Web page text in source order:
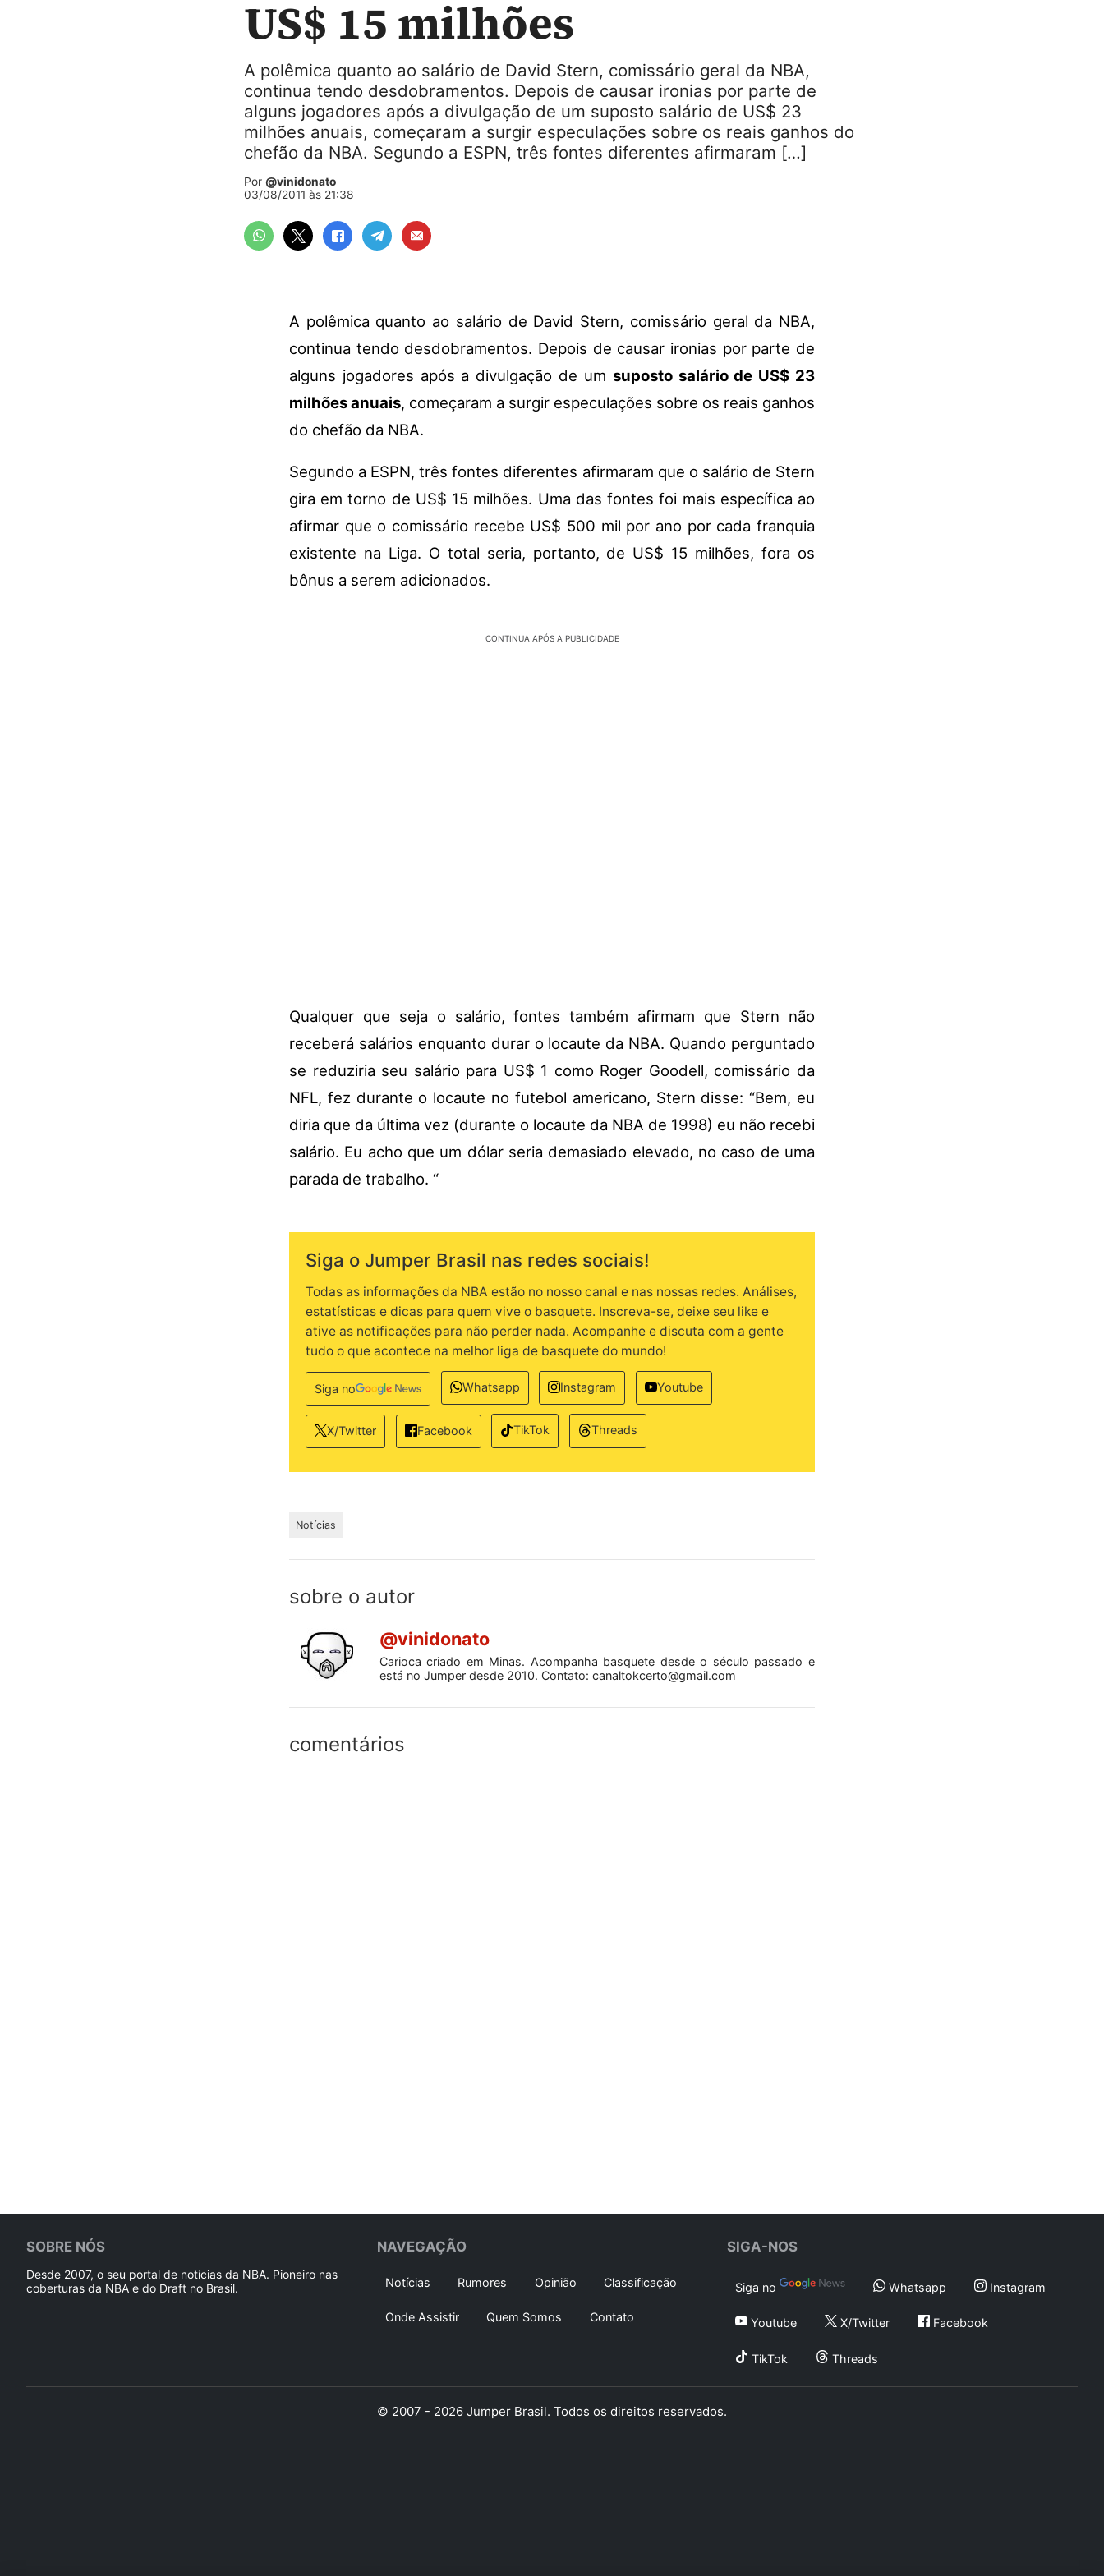
US$ 15 milhões
A polêmica quanto ao salário de David Stern, comissário geral da NBA,
continua tendo desdobramentos. Depois de causar ironias por parte de
alguns jogadores após a divulgação de um suposto salário de US$ 23
milhões anuais, começaram a surgir especulações sobre os reais ganhos do
chefão da NBA. Segundo a ESPN, três fontes diferentes afirmaram […]
Por @vinidonato
03/08/2011 às 21:38
A polêmica quanto ao salário de David Stern, comissário geral da NBA,
continua tendo desdobramentos. Depois de causar ironias por parte de
alguns jogadores após a divulgação de um suposto salário de US$ 23
milhões anuais, começaram a surgir especulações sobre os reais ganhos
do chefão da NBA.
Segundo a ESPN, três fontes diferentes afirmaram que o salário de Stern
gira em torno de US$ 15 milhões. Uma das fontes foi mais específica ao
afirmar que o comissário recebe US$ 500 mil por ano por cada franquia
existente na Liga. O total seria, portanto, de US$ 15 milhões, fora os
bônus a serem adicionados.
CONTINUA APÓS A PUBLICIDADE
Qualquer que seja o salário, fontes também afirmam que Stern não
receberá salários enquanto durar o locaute da NBA. Quando perguntado
se reduziria seu salário para US$ 1 como Roger Goodell, comissário da
NFL, fez durante o locaute no futebol americano, Stern disse: “Bem, eu
diria que da última vez (durante o locaute da NBA de 1998) eu não recebi
salário. Eu acho que um dólar seria demasiado elevado, no caso de uma
parada de trabalho. “
Siga o Jumper Brasil nas redes sociais!
Todas as informações da NBA estão no nosso canal e nas nossas redes. Análises,
estatísticas e dicas para quem vive o basquete. Inscreva-se, deixe seu like e
ative as notificações para não perder nada. Acompanhe e discuta com a gente
tudo o que acontece na melhor liga de basquete do mundo!
Siga no Whatsapp Instagram Youtube
X/Twitter Facebook TikTok Threads
Notícias
sobre o autor
@vinidonato
Carioca criado em Minas. Acompanha basquete desde o século passado e
está no Jumper desde 2010. Contato: canaltokcerto@gmail.com
comentários
SOBRE NÓS
Desde 2007, o seu portal de notícias da NBA. Pioneiro nas
coberturas da NBA e do Draft no Brasil.
NAVEGAÇÃO
Notícias Rumores Opinião Classificação
Onde Assistir Quem Somos Contato
SIGA-NOS
Siga no Whatsapp Instagram
Youtube X/Twitter Facebook
TikTok Threads
© 2007 - 2026 Jumper Brasil. Todos os direitos reservados.